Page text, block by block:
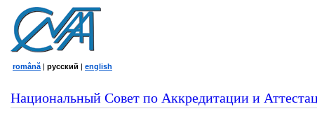
română | русский | english
Национальный Совет по Аккредитации и